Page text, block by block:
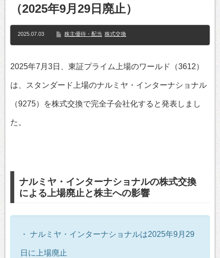
（2025年9月29日廃止）
2025.07.03 株主優待・配当 株式交換
2025年7月3日、東証プライム上場のワールド（3612）
は、スタンダード上場のナルミヤ・インターナショナル
（9275）を株式交換で完全子会社化すると発表しまし
た。
ナルミヤ・インターナショナルの株式交換
による上場廃止と株主への影響
・ ナルミヤ・インターナショナルは2025年9月29
日に上場廃止